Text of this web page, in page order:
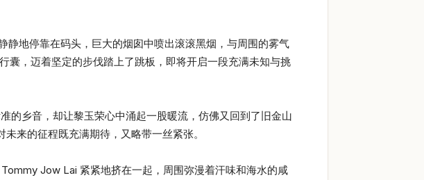
静地停靠在码头，巨大的烟囱中喷出滚滚黑烟，与周围的雾气
囊，迈着坚定的步伐踏上了跳板，即将开启一段充满未知与挑
的乡音，却让黎玉荣心中涌起一股暖流，仿佛又回到了旧金山
来的征程既充满期待，又略带一丝紧张。
Jow Lai 紧紧地挤在一起，周围弥漫着汗味和海水的咸